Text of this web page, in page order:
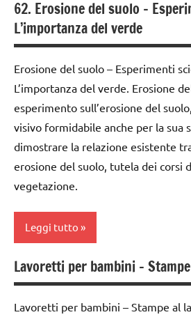
ESPERIMENTI
SCIENTIFICI
GUIDA
DIDATTICA
LINGUAGGIO
MONTESSORI
materiale
didattico
nomenclature
Montessori
psicogrammatica
62. Erosione del suolo –
L’importanza del verde
Erosione del suolo – Esperimenti
L’importanza del verde. Erosione
esperimento sull’erosione del
visivo formidabile anche per la sua
dimostrare la relazione esistente
erosione del suolo, tutela dei corsi
vegetazione.
Leggi tutto
classe
1a
classe
Lavoretti per bambini –
Lavoretti per bambini – Stampe al